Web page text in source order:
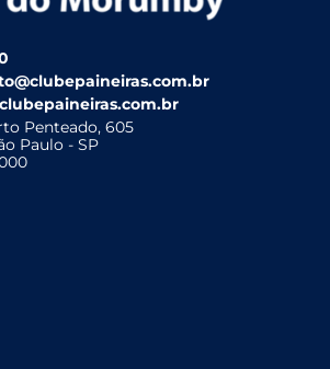
Penteado, 605
Paulo - SP